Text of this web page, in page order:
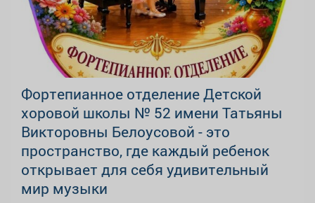
Фортепианное отделение Детской
хоровой школы № 52 имени Татьяны
Викторовны Белоусовой - это
пространство, где каждый ребенок
открывает для себя удивительный
мир музыки